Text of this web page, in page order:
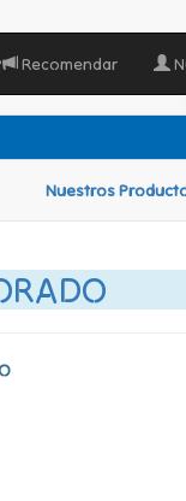
Recomendar
Nuestros